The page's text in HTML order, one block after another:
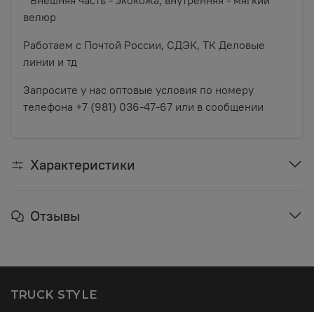
велюр
Работаем с Почтой России, СДЭК, ТК Деловые
линии и тд
Запросите у нас оптовые условия по номеру
телефона +7 (981) 036-47-67 или в сообщении
Характеристики
Отзывы
TRUCK STYLE